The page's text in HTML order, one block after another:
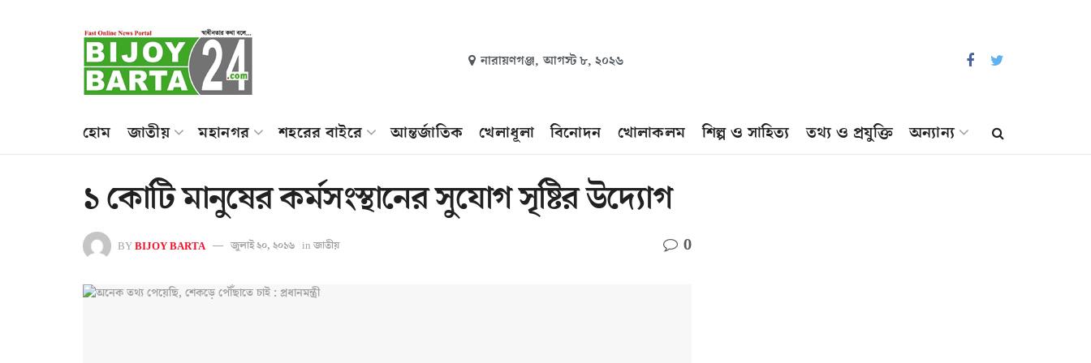
নারায়ণগঞ্জ, আগস্ট ৮, ২০২৬
হোম জাতীয় মহানগর শহরের বাইরে আন্তর্জাতিক খেলাধূলা বিনোদন খোলাকলম শিল্প ও সাহিত্য তথ্য ও প্রযুক্তি অন্যান্য
১ কোটি মানুষের কর্মসংস্থানের সুযোগ সৃষ্টির উদ্যোগ
BYBIJOY BARTA জুলাই ২০, ২০১৬ in জাতীয় 0